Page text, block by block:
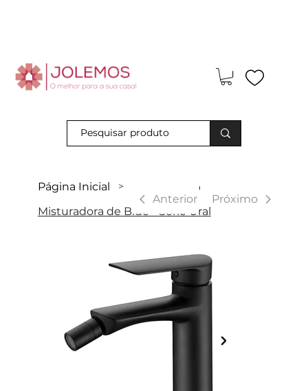
Página Inicial >
Misturadora de Bidé - Série Ural
Anterior Próximo